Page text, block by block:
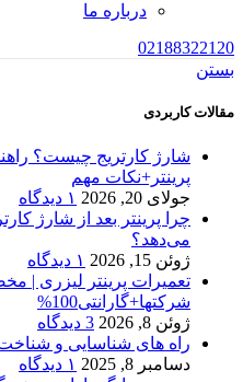
درباره ما
02188322120
بستن
مقالات کاربردی
شارژ کارتریج چیست؟
پرینتر+نکات مهم
جولای 20, 2026
۱ دیدگاه
چرا پرینتر بعد از شارژ
می‌دهد؟
ژوئن 15, 2026
۱ دیدگاه
تعمیرات پرینتر لیزری |
شرکتها+گارانتی100%
ژوئن 8, 2026
3 دیدگاه
راه های شناسایی و شناخت
دسامبر 8, 2025
۱ دیدگاه